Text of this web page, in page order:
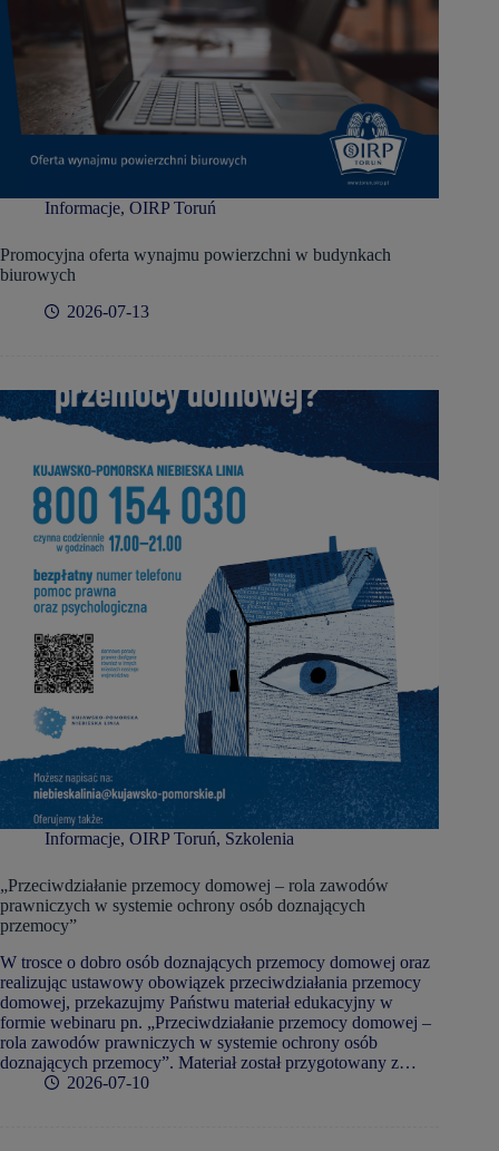
Informacje, OIRP Toruń
Promocyjna oferta wynajmu powierzchni w budynkach
biurowych
2026-07-13
Informacje, OIRP Toruń, Szkolenia
„Przeciwdziałanie przemocy domowej – rola zawodów
prawniczych w systemie ochrony osób doznających
przemocy”
W trosce o dobro osób doznających przemocy domowej oraz
realizując ustawowy obowiązek przeciwdziałania przemocy
domowej, przekazujmy Państwu materiał edukacyjny w
formie webinaru pn. „Przeciwdziałanie przemocy domowej –
rola zawodów prawniczych w systemie ochrony osób
doznających przemocy”. Materiał został przygotowany z…
2026-07-10